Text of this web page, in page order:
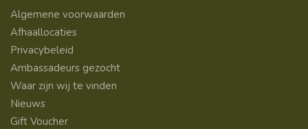
Algemene voorwaarden
Afhaallocaties
Privacybeleid
Ambassadeurs gezocht
Waar zijn wij te vinden
Nieuws
Gift Voucher